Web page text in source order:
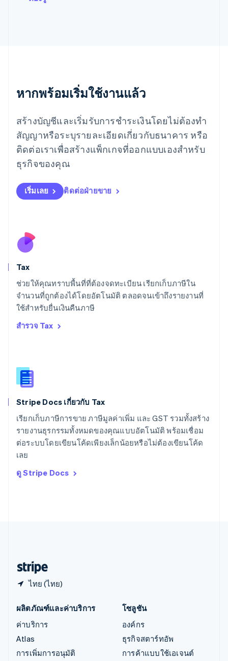
หากพร้อมเริ่มใช้งานแล้ว
สร้างบัญชีและเริ่มรับการชำระเงินโดยไม่ต้องทำ
สัญญาหรือระบุรายละเอียดเกี่ยวกับธนาคาร หรือ
ติดต่อเราเพื่อสร้างแพ็กเกจที่ออกแบบเองสำหรับ
ธุรกิจของคุณ
เริ่มเลย ติดต่อฝ่ายขาย
Tax
ช่วยให้คุณทราบพื้นที่ที่ต้องจดทะเบียน เรียกเก็บภาษีใน
จำนวนที่ถูกต้องได้โดยอัตโนมัติ ตลอดจนเข้าถึงรายงานที่
ใช้สำหรับยื่นเงินคืนภาษี
สำรวจ Tax
Stripe Docs เกี่ยวกับ Tax
เรียกเก็บภาษีการขาย ภาษีมูลค่าเพิ่ม และ GST รวมทั้งสร้าง
รายงานธุรกรรมทั้งหมดของคุณแบบอัตโนมัติ พร้อมเชื่อม
ต่อระบบโดยเขียนโค้ดเพียงเล็กน้อยหรือไม่ต้องเขียนโค้ด
เลย
ดู Stripe Docs
ไทย (ไทย)
เยอรมนี
โรมาเนีย
English
ลักเซมเบิร์ก
FrançaisDeutschEnglish
ลัตเวีย
English
Deutsch English
ลิทัวเนีย
สโลวาเกีย
English
สวิตเซอร์แลนด์
Deutsch FrançaisItaliano English
สวีเดน
SvenskaEnglish
สหรัฐอเมริกา
EnglishEspañol
English
สาธารณรัฐเช็ก
สิงคโปร์
English简体中文
ออสเตรเลีย
English
ออสเตรีย
ItalianoEnglish
ผลิตภัณฑ์และค่าบริการ
ค่าบริการ
Atlas
การเพิ่มการอนุมัติ
โซลูชัน
องค์กร
ธุรกิจสตาร์ทอัพ
การค้าแบบใช้เอเจนต์